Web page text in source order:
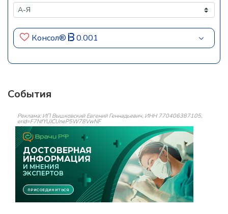
Консол® 0.001
События
Реклама: ИП Вышковский Евгений Геннадьевич, ИНН 770406387105,
erid=F7NfYUJCUneP5W78VwNF